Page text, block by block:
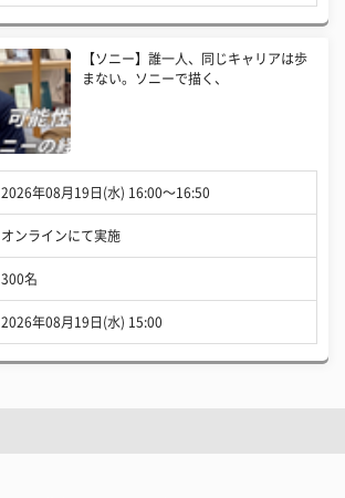
【ソニー】誰一人、同じキャリアは歩
まない。ソニーで描く、
2026年08月19日(水) 16:00〜16:50
オンラインにて実施
300名
2026年08月19日(水) 15:00